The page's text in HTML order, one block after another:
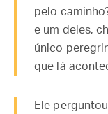
pelo
e um deles,
único
que lá
Ele